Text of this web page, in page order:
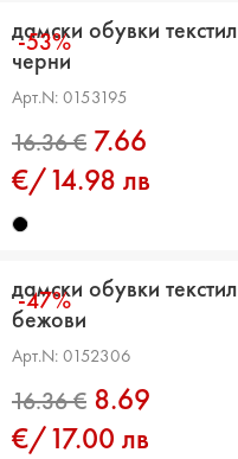
17.89 €
-53%
дамски обувки текстил
черни
Арт.N: 0153195
16.36 €
7.66
€/14.98 лв
-47%
дамски обувки текстил
бежови
Арт.N: 0152306
8.69
€/17.00 лв